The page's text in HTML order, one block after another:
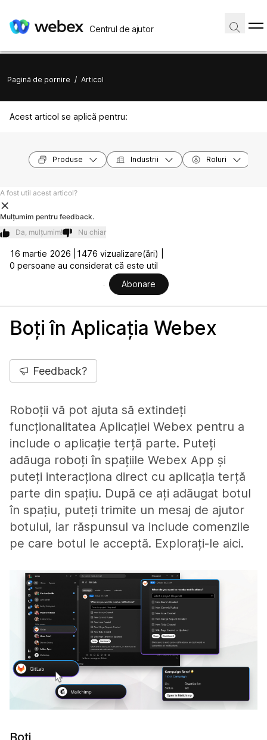
Centrul de ajutor
Pagină de pornire / Articol
Acest articol se aplică pentru:
Produse Industrii Roluri
A fost util acest articol?
Mulțumim pentru feedback.
Da, mulțumim!
Nu chiar
16 martie 2026 |
1476 vizualizare(ări) |
0 persoane au considerat că este util
Abonare
Boți în Aplicația Webex
Feedback?
Roboții vă pot ajuta să extindeți
funcționalitatea Aplicației Webex pentru a
include o aplicație terță parte. Puteți
adăuga roboți în spațiile Webex App și
puteți interacționa direct cu aplicația terță
parte din spațiu. După ce ați adăugat botul
în spațiu, puteți trimite un mesaj de ajutor
botului, iar răspunsul va include comenzile
pe care botul le acceptă. Explorați-le aici.
Boți